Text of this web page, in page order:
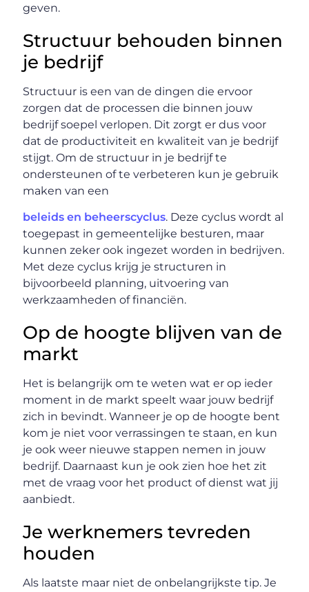
geven.
Structuur behouden binnen
je bedrijf
Structuur is een van de dingen die ervoor
zorgen dat de processen die binnen jouw
bedrijf soepel verlopen. Dit zorgt er dus voor
dat de productiviteit en kwaliteit van je bedrijf
stijgt. Om de structuur in je bedrijf te
ondersteunen of te verbeteren kun je gebruik
maken van een
beleids en beheerscyclus. Deze cyclus wordt al
toegepast in gemeentelijke besturen, maar
kunnen zeker ook ingezet worden in bedrijven.
Met deze cyclus krijg je structuren in
bijvoorbeeld planning, uitvoering van
werkzaamheden of financiën.
Op de hoogte blijven van de
markt
Het is belangrijk om te weten wat er op ieder
moment in de markt speelt waar jouw bedrijf
zich in bevindt. Wanneer je op de hoogte bent
kom je niet voor verrassingen te staan, en kun
je ook weer nieuwe stappen nemen in jouw
bedrijf. Daarnaast kun je ook zien hoe het zit
met de vraag voor het product of dienst wat jij
aanbiedt.
Je werknemers tevreden
houden
Als laatste maar niet de onbelangrijkste tip. Je